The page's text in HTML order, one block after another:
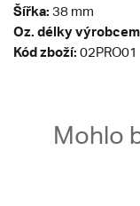
Šířka: 38 mm
Oz. délky
Kód zboží: 02PRO01
Mohlo